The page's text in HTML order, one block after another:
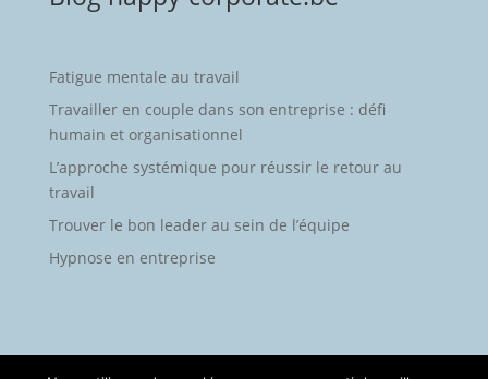
Fatigue mentale au travail
Travailler en couple dans son entreprise : défi
humain et organisationnel
L’approche systémique pour réussir le retour au
travail
Trouver le bon leader au sein de l’équipe
Hypnose en entreprise